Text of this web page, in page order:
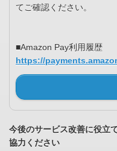
てご確認ください。
■Amazon Pay利用履歴
https://
今後のサービス改善に役立
協力ください